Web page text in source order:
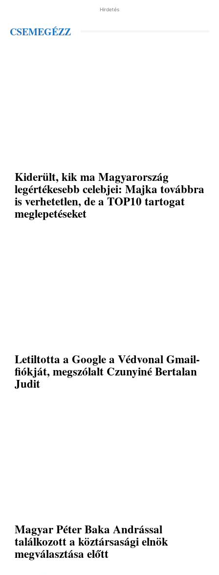
Hirdetés
CSEMEGÉZZ
Kiderült, kik ma Magyarország
legértékesebb celebjei: Majka továbbra
is verhetetlen, de a TOP10 tartogat
meglepetéseket
Letiltotta a Google a Védvonal Gmail-
fiókját, megszólalt Czunyiné Bertalan
Judit
Magyar Péter Baka Andrással
találkozott a köztársasági elnök
megválasztása előtt